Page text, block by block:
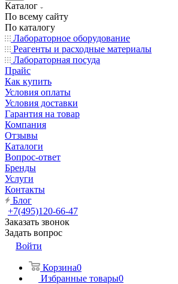
Каталог
По всему сайту
По каталогу
Лабораторное оборудование
Реагенты и расходные материалы
Лабораторная посуда
Прайс
Как купить
Условия оплаты
Условия доставки
Гарантия на товар
Компания
Отзывы
Каталоги
Вопрос-ответ
Бренды
Услуги
Контакты
Блог
+7(495)120-66-47
Заказать звонок
Задать вопрос
Войти
Корзина0
Избранные товары0